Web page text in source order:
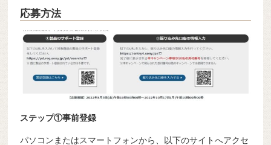
応募方法
ステップ①事前登録
パソコンまたはスマートフォンから、以下のサイトへアクセ